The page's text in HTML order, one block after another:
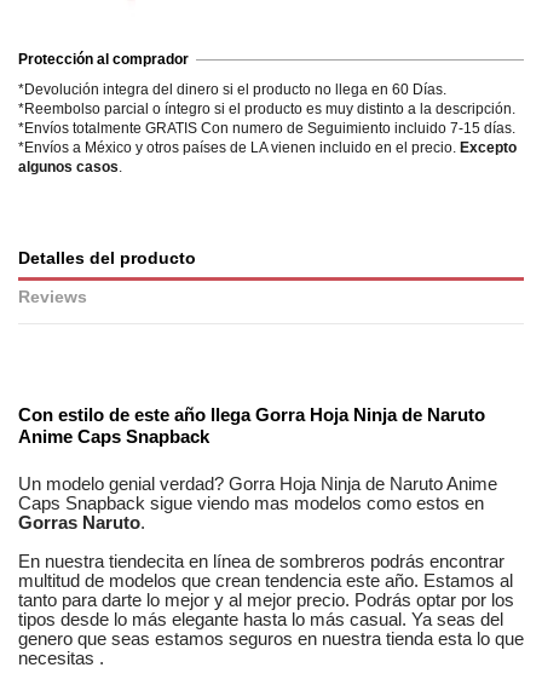
Protección al comprador
*Devolución integra del dinero si el producto no llega en 60 Días.
*Reembolso parcial o íntegro si el producto es muy distinto a la descripción.
*Envíos totalmente GRATIS Con numero de Seguimiento incluido 7-15 días.
*Envíos a México y otros países de LA vienen incluido en el precio. Excepto
algunos casos.
Detalles del producto
Reviews
Con estilo de este año llegaGorra Hoja Ninja de Naruto
Anime Caps Snapback
Un modelo genial verdad? Gorra Hoja Ninja de Naruto Anime
Caps Snapback sigue viendo mas modelos como estos en
Gorras Naruto.
En nuestra tiendecita en línea de sombreros podrás encontrar
multitud de modelos que crean tendencia este año. Estamos al
tanto para darte lo mejor y al mejor precio. Podrás optar por los
tipos desde lo más elegante hasta lo más casual. Ya seas del
genero que seas estamos seguros en nuestra tienda esta lo que
necesitas .